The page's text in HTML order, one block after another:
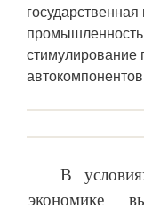
стимулирование
В
экономике